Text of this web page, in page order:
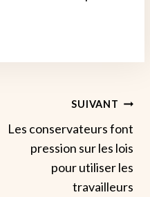
SUIVANT
Les conservateurs font
pression sur les lois
pour utiliser les
travailleurs